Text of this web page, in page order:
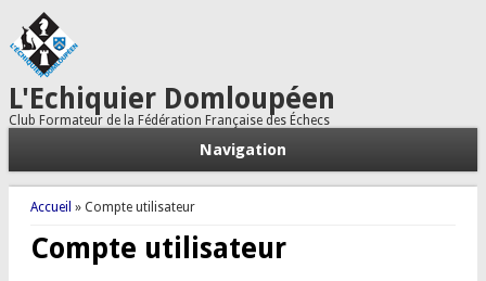
L'Echiquier Domloupéen
Club Formateur de la Fédération Française des Échecs
Navigation
Vous êtes ici
Accueil » Compte utilisateur
Compte utilisateur